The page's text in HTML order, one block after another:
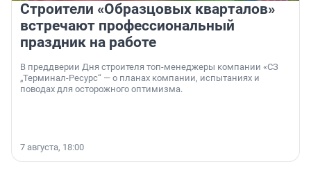
Строители «Образцовых кварталов»
встречают профессиональный
праздник на работе
В преддверии Дня строителя топ-менеджеры компании «СЗ
„Терминал-Ресурс“ — о планах компании, испытаниях и
поводах для осторожного оптимизма.
7 августа, 18:00